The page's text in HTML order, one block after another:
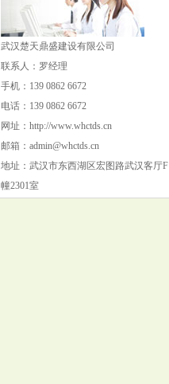
武汉楚天鼎盛建设有限公司
联系人：罗经理
手机：139 0862 6672
电话：139 0862 6672
网址：http://www.whctds.cn
邮箱：admin@whctds.cn
地址：武汉市东西湖区宏图路武汉客厅F
幢2301室